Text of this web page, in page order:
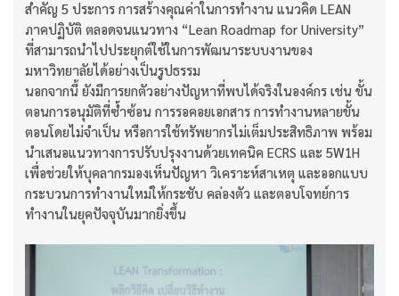
สำคัญ 5 ประการ การสร้างคุณค่าในการทำงาน แนวคิด LEAN
ภาคปฏิบัติ ตลอดจนแนวทาง “Lean Roadmap for University”
ที่สามารถนำไปประยุกต์ใช้ในการพัฒนาระบบงานของ
มหาวิทยาลัยได้อย่างเป็นรูปธรรม
นอกจากนี้ ยังมีการยกตัวอย่างปัญหาที่พบได้จริงในองค์กร เช่น ขั้น
ตอนการอนุมัติที่ซ้ำซ้อน การรอคอยเอกสาร การทำงานหลายขั้น
ตอนโดยไม่จำเป็น หรือการใช้ทรัพยากรไม่เต็มประสิทธิภาพ พร้อม
นำเสนอแนวทางการปรับปรุงงานด้วยเทคนิค ECRS และ 5W1H
เพื่อช่วยให้บุคลากรมองเห็นปัญหา วิเคราะห์สาเหตุ และออกแบบ
กระบวนการทำงานใหม่ให้กระชับ คล่องตัว และตอบโจทย์การ
ทำงานในยุคปัจจุบันมากยิ่งขึ้น